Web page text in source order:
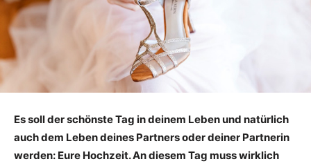
Es soll der schönste Tag in deinem Leben und natürlich
auch dem Leben deines Partners oder deiner Partnerin
werden: Eure Hochzeit. An diesem Tag muss wirklich